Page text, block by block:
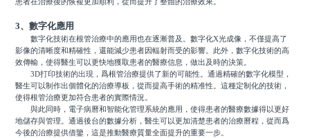
3、數字化應用
數字化技術在根管治療中的應用也在逐漸普及。數字化X光成像，不僅提高了
影像的清晰度和精確性，還能減少患者因輻射而受的影響。此外，數字化技術的高
效傳輸，使得醫生可以更快地獲取患者的醫療信息，做出及時的決策。
3D打印技術的出現，爲根管治療提供了新的可能性。通過精確的數字化模型，
醫生可以制作出個體化的治療導板，從而提高手術的精准性。這種定制化的技術，
使得根管治療更加符合患者的實際情況。
與此同時，電子病曆和智能化管理系統的應用，使得患者的醫療數據得以更好
地儲存與管理。通過後台的數據分析，醫生可以更加清楚患者的治療曆程，從而爲
今後的治療提供借鑒，這是推動醫療質量全面提升的重要一步。